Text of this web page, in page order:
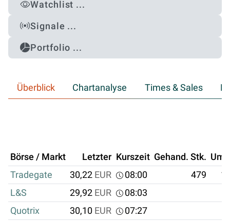
Watchlist ...
Signale ...
Portfolio ...
Überblick Chartanalyse Times & Sales
Börse / Markt Letzter Kurszeit Gehand. Stk.
Tradegate
30,22 EUR 08:00 479
L&S
29,92 EUR
08:03
Quotrix
30,10 EUR
07:27